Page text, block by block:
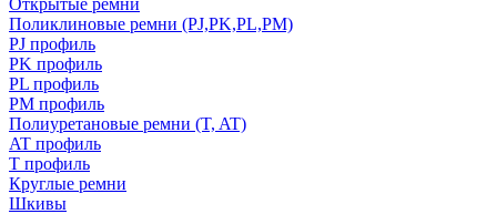
Открытые ремни
Поликлиновые ремни (PJ,PK,PL,PM)
PJ профиль
PK профиль
PL профиль
PM профиль
Полиуретановые ремни (T, AT)
AT профиль
T профиль
Круглые ремни
Шкивы